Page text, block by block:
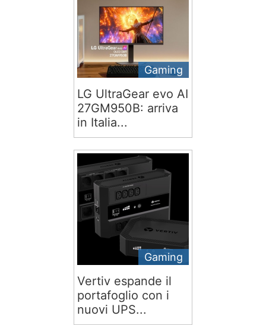
Gaming
LG UltraGear evo AI
27GM950B: arriva
in Italia...
Gaming
Vertiv espande il
portafoglio con i
nuovi UPS...